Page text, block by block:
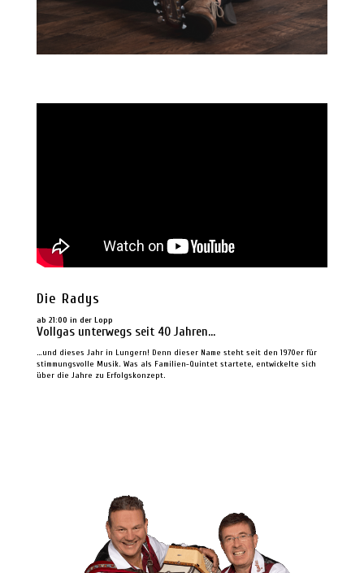
Die Radys
ab 21:00 in der Lopp
Vollgas unterwegs seit 40 Jahren…
…und dieses Jahr in Lungern! Denn dieser Name steht seit den 1970er für
stimmungsvolle Musik. Was als Familien-Quintet startete, entwickelte sich
über die Jahre zu Erfolgskonzept.